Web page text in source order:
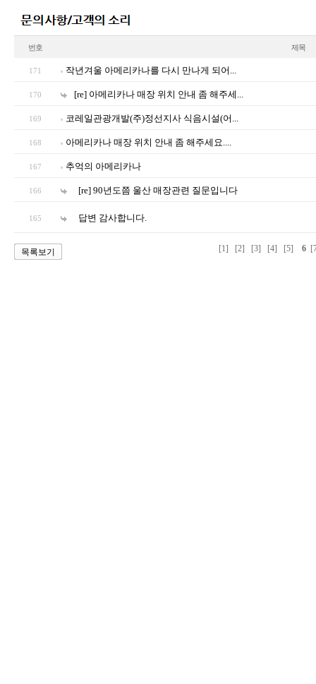
번호 제목
171 작년겨울 아메리카나를 다시 만나게 되어...
170 [re] 아메리카나 매장 위치 안내 좀 해주세...
169 코레일관광개발(주)정선지사 식음시설(어...
168 아메리카나 매장 위치 안내 좀 해주세요....
167 추억의 아메리카나
166 [re] 90년도쯤 울산 매장관련 질문입니다
165 답변 감사합니다.
목록보기 [1] [2] [3] [4] [5] 6